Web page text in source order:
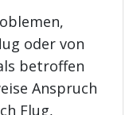
oder von
betroffen
Anspruch
Flug,